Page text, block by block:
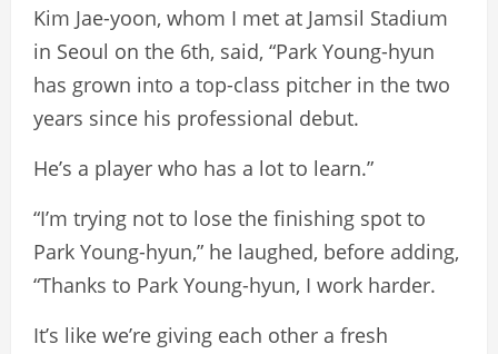
Kim Jae-yoon, whom I met at Jamsil Stadium
in Seoul on the 6th, said, “Park Young-hyun
has grown into a top-class pitcher in the two
years since his professional debut.
He’s a player who has a lot to learn.”
“I’m trying not to lose the finishing spot to
Park Young-hyun,” he laughed, before adding,
“Thanks to Park Young-hyun, I work harder.
It’s like we’re giving each other a fresh